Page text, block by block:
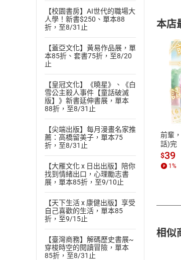
【校園書房】AI世代的職場大
人學！新書$250、單本88
折，至8/31止
【蓋亞文化】黃易作品展，單
本85折、套書75折，至8/20
止
【皇冠文化】《曉星》、《白
雪公主殺人事件【童話破滅
版】》新書延伸書展，單本
88折，至8/31止
【尖端出版】每月漫畫名家推
薦：高橋留美子，單本75
折，至8/31止
【大雁文化 x 日出出版】陪你
找到情緒出口，心理勵志書
展，單本85折，至9/10止
【天下生活 x 康健出版】享受
自己喜歡的生活，單本85
折，至9/15止
【臺灣商務】解碼歷史書展~
穿梭時空的閱讀冒險，單本
85折，至8/31止
本店
前輩
話)完
$39
1 %
相似